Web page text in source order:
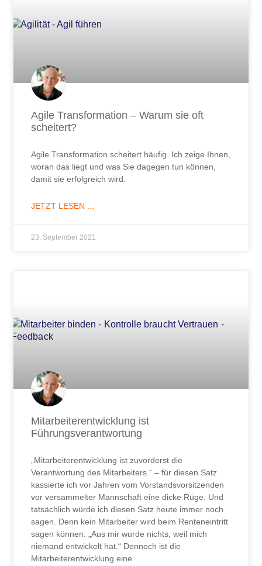
Agile Transformation – Warum sie oft
scheitert?
Agile Transformation scheitert häufig. Ich zeige Ihnen,
woran das liegt und was Sie dagegen tun können,
damit sie erfolgreich wird.
JETZT LESEN ...
23. September 2021
Mitarbeiterentwicklung ist
Führungsverantwortung
„Mitarbeiterentwicklung ist zuvorderst die
Verantwortung des Mitarbeiters.“ – für diesen Satz
kassierte ich vor Jahren vom Vorstandsvorsitzenden
vor versammelter Mannschaft eine dicke Rüge. Und
tatsächlich würde ich diesen Satz heute immer noch
sagen. Denn kein Mitarbeiter wird beim Renteneintritt
sagen können: „Aus mir wurde nichts, weil mich
niemand entwickelt hat.“ Dennoch ist die
Mitarbeiterentwicklung eine